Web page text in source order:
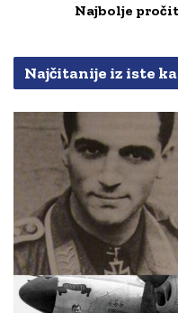
Najbolje
Najčitanije iz iste